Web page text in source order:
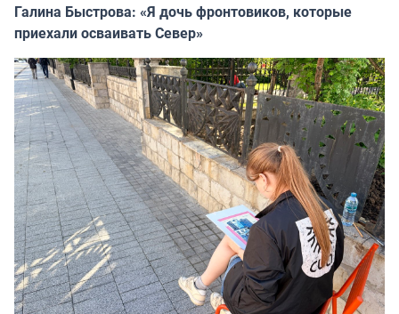
Галина Быстрова: «Я дочь фронтовиков, которые
приехали осваивать Север»